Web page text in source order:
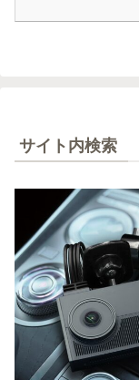
サイト内検索